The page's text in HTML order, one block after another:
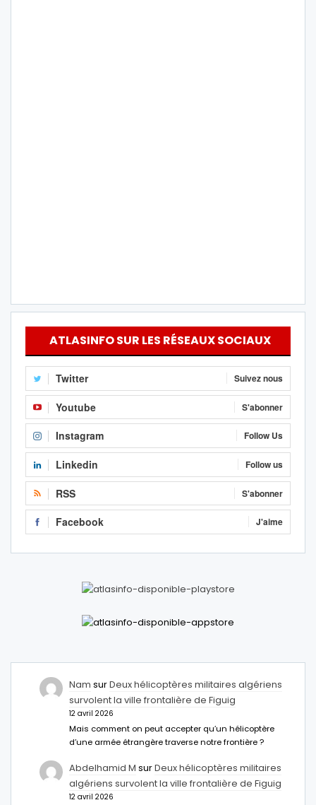
ATLASINFO SUR LES RÉSEAUX SOCIAUX
Twitter Suivez nous
Youtube S'abonner
Instagram Follow Us
Linkedin Follow us
RSS S'abonner
Facebook J'aime
Nam surDeux hélicoptères militaires algériens
survolent la ville frontalière de Figuig
12 avril 2026
Mais comment on peut accepter qu’un hélicoptère
d’une armée étrangère traverse notre frontière ?
Abdelhamid M surDeux hélicoptères militaires
algériens survolent la ville frontalière de Figuig
12 avril 2026